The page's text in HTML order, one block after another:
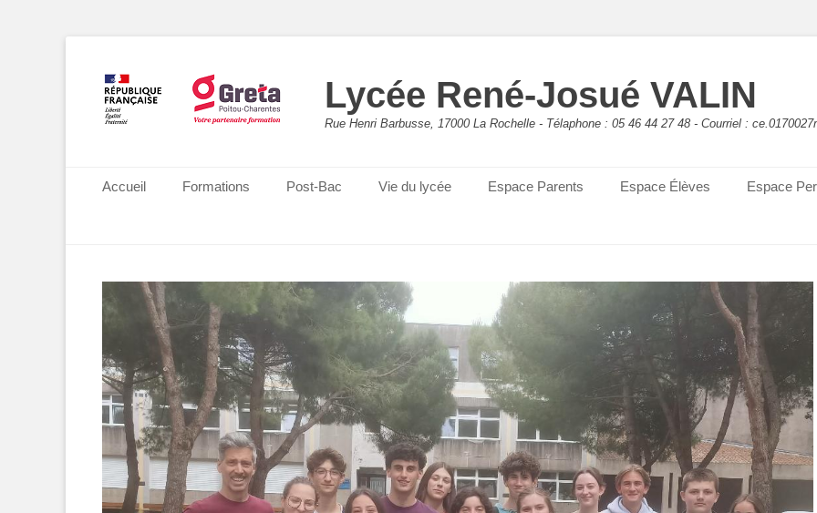
Lycée René-Josué VALIN
Rue Henri Barbusse, 17000 La Rochelle - Télaphone : 05 46 44 27 48 - Courriel :
Menu principal
Accueil Formations Post-Bac Vie du lycée Espace Parents Espace Élèves Espace